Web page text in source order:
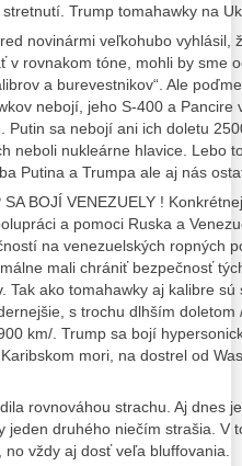
Trump tomahawky na
novinármi veľkohubo vyhlásil,
v rovnakom tóne, mohli by sme
a burevestnikov“. Ale
nebojí, jeho S-400 a Pancire
Putin sa nebojí ani ich doletu
neboli nukleárne hlavice. Lebo
Putina a Trumpa ale aj nás
BOJÍ VENEZUELY !
a pomoci Ruska a
na venezuelských ropných
mali chrániť bezpečnosť
Tak ako tomahawky aj kalibre
s trochu dlhším
km/. Trump sa bojí
mori, na dostrel od
rovnováhou strachu. Aj dnes
jeden druhého niečím strašia. V
vždy aj dosť veľa bluffovania.